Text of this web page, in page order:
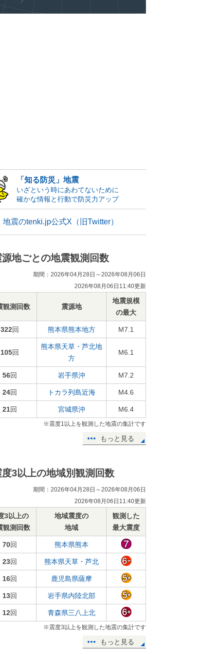
「知る防災」地震
いざという時にあわてないために
確かな情報と行動で防災力アップ
地震のtenki.jp公式X（旧Twitter）
源地ごとの地震観測回数
期間：2026年04月28日～2026年08月06日
2026年08月06日11:40更新
観測回数 震源地
地震規模
の最大
322回 熊本県熊本地方 M7.1
105回
熊本県天草・芦北地
方
M6.1
56回 岩手県沖 M7.2
24回 トカラ列島近海 M4.6
21回 宮城県沖 M6.4
※震度1以上を観測した地震の集計です
もっと見る
度3以上の地域別観測回数
期間：2026年04月28日～2026年08月06日
2026年08月06日11:40更新
3以上の
観測回数
地域震度の
地域
観測した
最大震度
70回 熊本県熊本
23回 熊本県天草・芦北
16回 鹿児島県薩摩
13回 岩手県内陸北部
12回 青森県三八上北
※震度3以上を観測した地震の集計です
もっと見る